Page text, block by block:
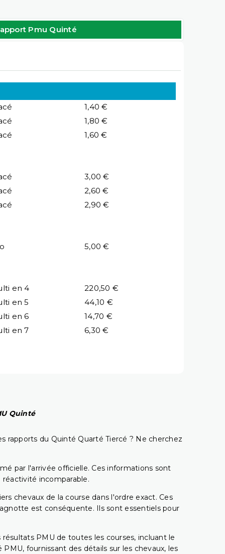
Pmu Quinté
1,40 €
1,80 €
1,60 €
3,00 €
2,60 €
2,90 €
5,00 €
en 4
220,50 €
en 5
44,10 €
en 6
14,70 €
en 7
6,30 €
Quinté
rapports du Quinté Quarté Tiercé ? Ne cherchez
par l'arrivée officielle. Ces informations sont
incomparable.
chevaux de la course dans l'ordre exact. Ces
est conséquente. Ils sont essentiels pour
PMU de toutes les courses, incluant le
fournissant des détails sur les chevaux, les